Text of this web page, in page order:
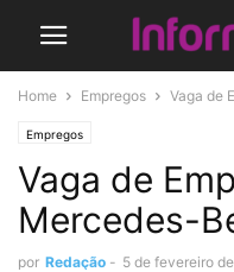
Home Empregos Vaga de
Empregos
Vaga de
Mercedes-
por Redação - 5 de fevereiro